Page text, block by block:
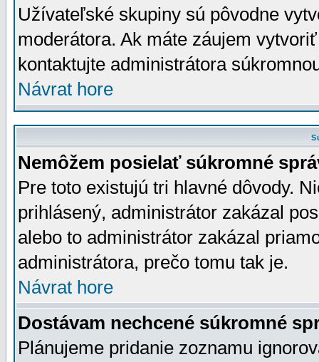
Užívateľské skupiny sú pôvodne
moderátora. Ak máte záujem
kontaktujte administrátora
Návrat hore
Nemôžem posielať súkromné
Pre toto existujú tri hlavné dôvody.
prihlásený, administrátor zakázal
alebo to administrátor zakázal
administrátora, prečo tomu tak je.
Návrat hore
Dostávam nechcené súkromné
Plánujeme pridanie zoznamu